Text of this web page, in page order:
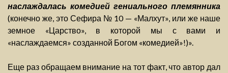
наслаждалась комедией гениального племянника
(конечно же, это Сефира № 10 — «Малхут», или же наше
земное «Царство», в которой мы с вами и
«наслаждаемся» созданной Богом «комедией»!)».
Еще раз обращаем внимание на тот факт, что автор дал